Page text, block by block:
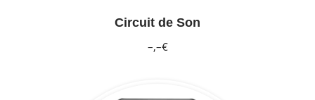
Circuit de Son
–,–€